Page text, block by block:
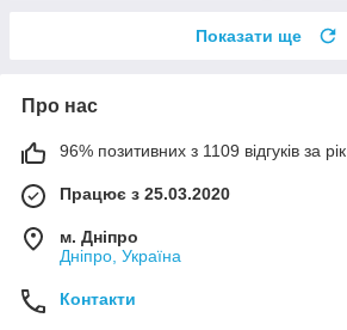
Показати ще
Про нас
96% позитивних з 1109 відгуків за рік
Працює з 25.03.2020
м. Дніпро
Дніпро, Україна
Контакти